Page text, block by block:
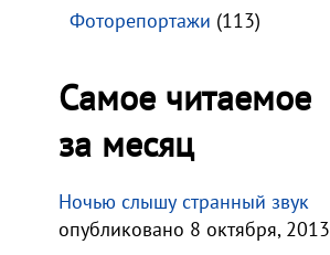
Фоторепортажи (113)
Самое читаемое
за месяц
Ночью слышу странный звук
опубликовано 8 октября, 2013